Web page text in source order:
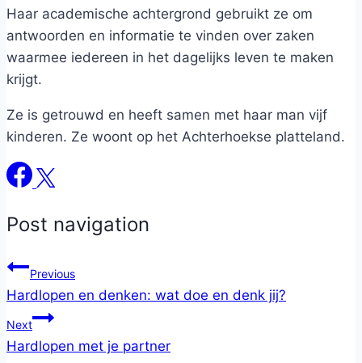
Haar academische achtergrond gebruikt ze om
antwoorden en informatie te vinden over zaken
waarmee iedereen in het dagelijks leven te maken
krijgt.
Ze is getrouwd en heeft samen met haar man vijf
kinderen. Ze woont op het Achterhoekse platteland.
Post navigation
Previous
Hardlopen en denken: wat doe en denk jij?
Next
Hardlopen met je partner